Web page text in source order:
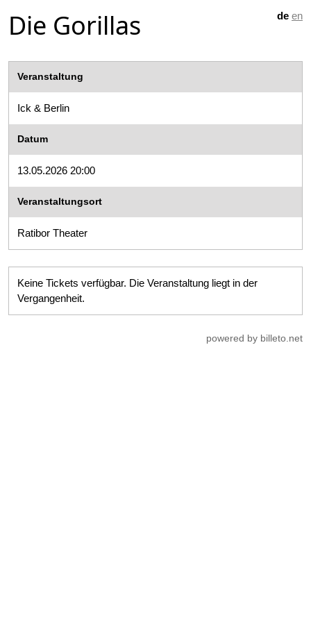
de en
Die Gorillas
Veranstaltung
Ick & Berlin
Datum
13.05.2026 20:00
Veranstaltungsort
Ratibor Theater
Keine Tickets verfügbar. Die Veranstaltung liegt in der
Vergangenheit.
powered by billeto.net